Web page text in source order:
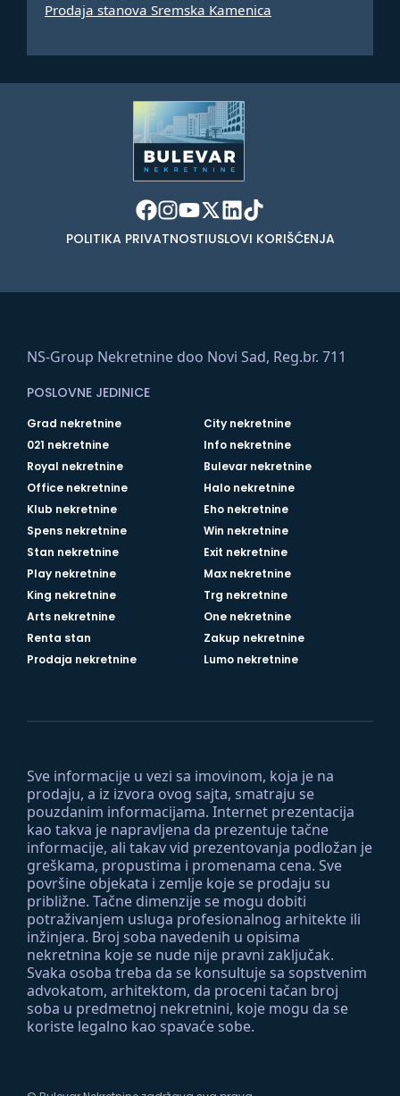
Prodaja stanova Sremska Kamenica
POLITIKA PRIVATNOSTIUSLOVI KORIŠĆENJA
Sve informacije u vezi sa imovinom, koja je na
prodaju, a iz izvora ovog sajta, smatraju se
pouzdanim informacijama. Internet prezentacija
kao takva je napravljena da prezentuje tačne
informacije, ali takav vid prezentovanja podložan je
greškama, propustima i promenama cena. Sve
površine objekata i zemlje koje se prodaju su
približne. Tačne dimenzije se mogu dobiti
potraživanjem usluga profesionalnog arhitekte ili
inžinjera. Broj soba navedenih u opisima
nekretnina koje se nude nije pravni zaključak.
Svaka osoba treba da se konsultuje sa sopstvenim
advokatom, arhitektom, da proceni tačan broj
soba u predmetnoj nekretnini, koje mogu da se
koriste legalno kao spavaće sobe.
NS-Group Nekretnine doo Novi Sad, Reg.br. 711
POSLOVNE JEDINICE
Grad nekretnine
City nekretnine
021 nekretnine
Info nekretnine
Royal nekretnine
Bulevar nekretnine
Office nekretnine
Halo nekretnine
Klub nekretnine
Eho nekretnine
Spens nekretnine
Win nekretnine
Stan nekretnine
Exit nekretnine
Play nekretnine
Max nekretnine
King nekretnine
Trg nekretnine
Arts nekretnine
One nekretnine
Renta stan
Zakup nekretnine
Prodaja nekretnine
Lumo nekretnine